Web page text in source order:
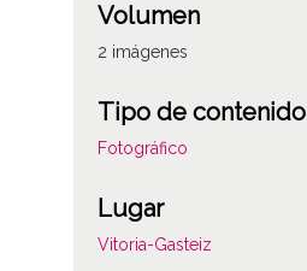
Volumen
2 imágenes
Tipo de contenido
Fotográfico
Lugar
Vitoria-Gasteiz